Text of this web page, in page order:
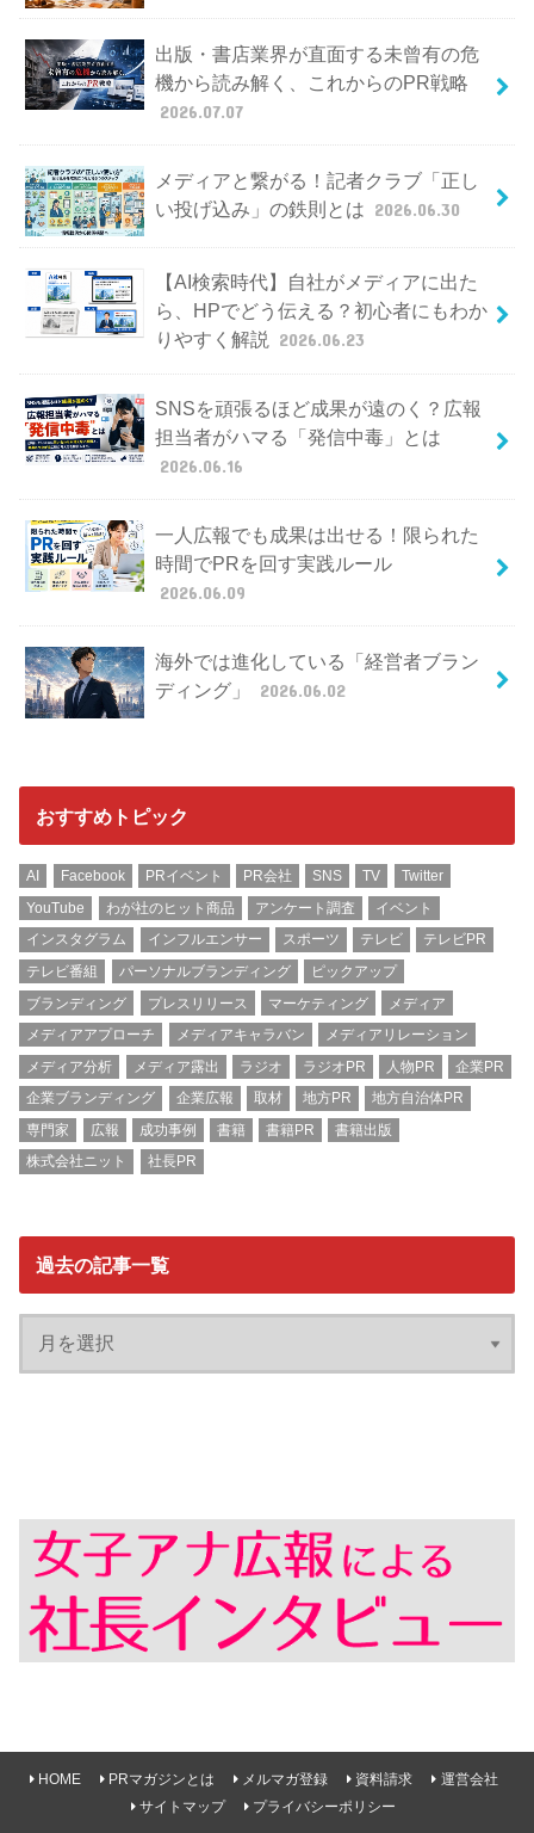
出版・書店業界が直面する未曾有の危
機から読み解く、これからのPR戦略
2026.07.07
メディアと繋がる！記者クラブ「正し
い投げ込み」の鉄則とは 2026.06.30
【AI検索時代】自社がメディアに出た
ら、HPでどう伝える？初心者にもわか
りやすく解説
2026.06.23
SNSを頑張るほど成果が遠のく？広報
担当者がハマる「発信中毒」とは
2026.06.16
一人広報でも成果は出せる！限られた
時間でPRを回す実践ルール
2026.06.09
海外では進化している「経営者ブラン
ディング」
2026.06.02
おすすめトピック
AI Facebook PRイベント PR会社 SNS TV
Twitter
YouTube
わが社のヒット商品 アンケート調査
イベント
インスタグラム
インフルエンサー スポーツ テレビ
テレビPR
テレビ番組
パーソナルブランディング
ピックアップ
ブランディング
プレスリリース マーケティング
メディア
メディアアプローチ
メディアキャラバン
メディアリレーション
メディア分析
メディア露出 ラジオ ラジオPR 人物PR
企業PR
企業ブランディング
企業広報 取材 地方PR
地方自治体PR
専門家
広報 成功事例 書籍 書籍PR
書籍出版
株式会社ニット
社長PR
過去の記事一覧
HOME PRマガジンとは メルマガ登録 資料請求
運営会社
サイトマップ
プライバシーポリシー